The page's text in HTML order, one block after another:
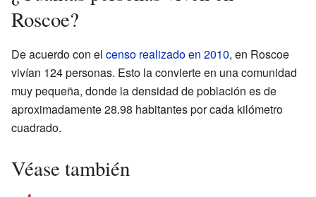
Roscoe?
De acuerdo con el censo realizado en 2010, en Roscoe
vivían 124 personas. Esto la convierte en una comunidad
muy pequeña, donde la densidad de población es de
aproximadamente 28.98 habitantes por cada kilómetro
cuadrado.
Véase también